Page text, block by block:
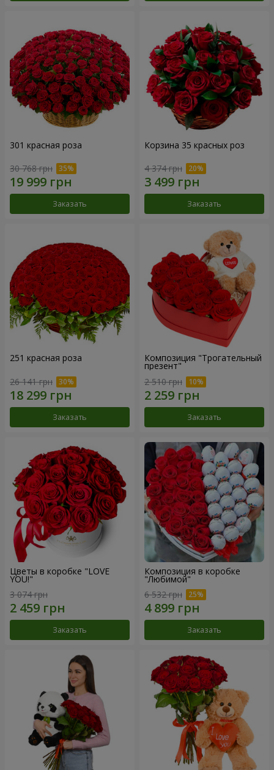
301 красная роза
30 768 грн
Заказать
Корзина 35 красных роз
4 374 грн
Заказать
251 красная роза
26 141 грн
Заказать
Композиция "Трогательный
презент"
2 510 грн
Заказать
Цветы в коробке "LOVE
YOU!"
3 074 грн
Заказать
Композиция в коробке
"Любимой"
6 532 грн
Заказать